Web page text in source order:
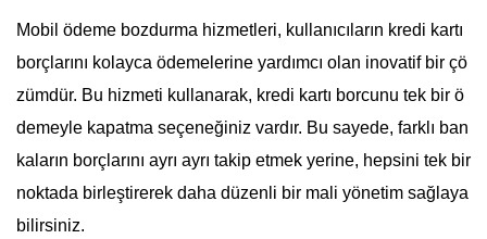
Mobil ödeme bozdurma hizmetleri, kullanıcıların kredi kartı
borçlarını kolayca ödemelerine yardımcı olan inovatif bir çö
zümdür. Bu hizmeti kullanarak, kredi kartı borcunu tek bir ö
demeyle kapatma seçeneğiniz vardır. Bu sayede, farklı ban
kaların borçlarını ayrı ayrı takip etmek yerine, hepsini tek bir
noktada birleştirerek daha düzenli bir mali yönetim sağlaya
bilirsiniz.